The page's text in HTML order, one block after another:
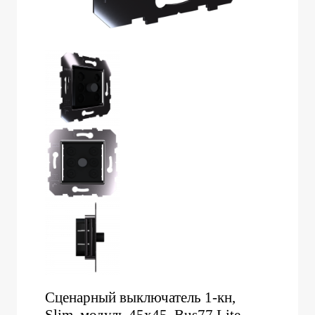
Сценарный выключатель 1-кн,